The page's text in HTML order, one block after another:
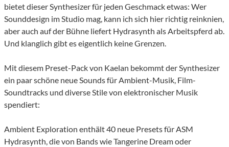
bietet dieser Synthesizer für jeden Geschmack etwas: Wer
Sounddesign im Studio mag, kann ich sich hier richtig reinknien,
aber auch auf der Bühne liefert Hydrasynth als Arbeitspferd ab.
Und klanglich gibt es eigentlich keine Grenzen.
Mit diesem Preset-Pack von Kaelan bekommt der Synthesizer
ein paar schöne neue Sounds für Ambient-Musik, Film-
Soundtracks und diverse Stile von elektronischer Musik
spendiert:
Ambient Exploration enthält 40 neue Presets für ASM
Hydrasynth, die von Bands wie Tangerine Dream oder